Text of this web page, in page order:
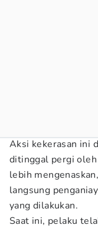
Aksi kekerasan ini
ditinggal pergi
lebih
langsung
yang dilakukan.
Saat ini, pelaku